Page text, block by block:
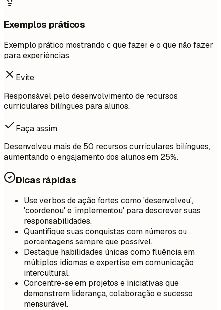
Exemplos práticos
Exemplo prático mostrando o que fazer e o que não fazer
para experiências
Evite
Responsável pelo desenvolvimento de recursos
curriculares bilíngues para alunos.
Faça assim
Desenvolveu mais de 50 recursos curriculares bilíngues,
aumentando o engajamento dos alunos em 25%.
Dicas rápidas
Use verbos de ação fortes como 'desenvolveu',
'coordenou' e 'implementou' para descrever suas
responsabilidades.
Quantifique suas conquistas com números ou
porcentagens sempre que possível.
Destaque habilidades únicas como fluência em
múltiplos idiomas e expertise em comunicação
intercultural.
Concentre-se em projetos e iniciativas que
demonstrem liderança, colaboração e sucesso
mensurável.